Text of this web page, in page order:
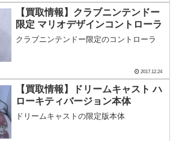
【買取情報】クラブニンテンドー
限定 マリオデザインコントローラ
クラブニンテンドー限定のコントローラ
2017.12.24
【買取情報】ドリームキャスト ハ
ローキティバージョン本体
ドリームキャストの限定版本体